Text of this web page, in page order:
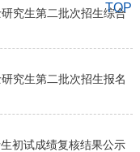
究生第二批次招生综合
究生第二批次招生报名
初试成绩复核结果公示
TOP